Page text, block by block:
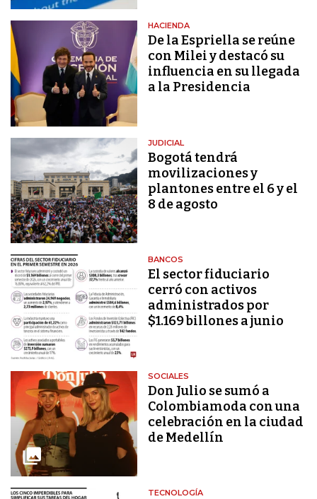
HACIENDA
De la Espriella se reúne
con Milei y destacó su
influencia en su llegada
a la Presidencia
JUDICIAL
Bogotá tendrá
movilizaciones y
plantones entre el 6 y el
8 de agosto
BANCOS
El sector fiduciario
cerró con activos
administrados por
$1.169 billones a junio
SOCIALES
Don Julio se sumó a
Colombiamoda con una
celebración en la ciudad
de Medellín
TECNOLOGÍA